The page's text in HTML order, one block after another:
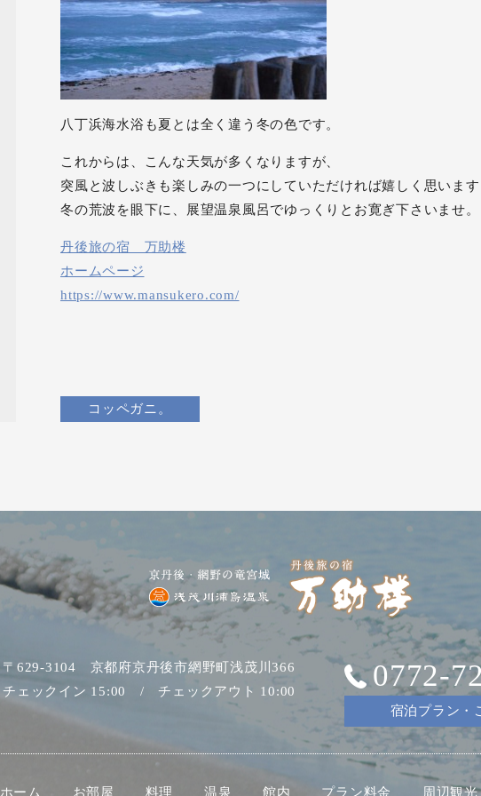
八丁浜海水浴も夏とは全く違う冬の色です。
これからは、こんな天気が多くなりますが、
突風と波しぶきも楽しみの一つにしていただければ嬉しく思いま
冬の荒波を眼下に、展望温泉風呂でゆっくりとお寛ぎ下さいませ。
丹後旅の宿 万助楼
ホームページ
https://www.mansukero.com/
コッペガニ。
〒629-3104 京都府京丹後市網野町浅茂川366
チェックイン 15:00 / チェックアウト 10:00
0772-
宿泊プラン・
ホーム お部屋 料理 温泉 館内 プラン料金 周辺観光